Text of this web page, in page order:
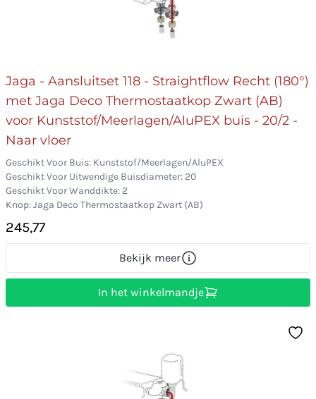
Jaga - Aansluitset 118 - Straightflow Recht (180°)
met Jaga Deco Thermostaatkop Zwart (AB)
voor Kunststof/Meerlagen/AluPEX buis - 20/2 -
Naar vloer
Geschikt Voor Buis: Kunststof/Meerlagen/AluPEX
Geschikt Voor Uitwendige Buisdiameter: 20
Geschikt Voor Wanddikte: 2
Knop: Jaga Deco Thermostaatkop Zwart (AB)
245,77
Bekijk meer
In het winkelmandje